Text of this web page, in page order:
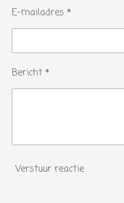
E-mailadres *
Bericht *
Verstuur reactie